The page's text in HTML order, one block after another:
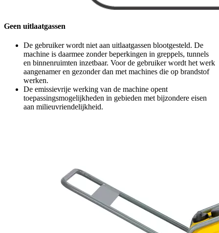
Geen uitlaatgassen
De gebruiker wordt niet aan uitlaatgassen blootgesteld. De
machine is daarmee zonder beperkingen in greppels, tunnels
en binnenruimten inzetbaar. Voor de gebruiker wordt het werk
aangenamer en gezonder dan met machines die op brandstof
werken.
De emissievrije werking van de machine opent
toepassingsmogelijkheden in gebieden met bijzondere eisen
aan milieuvriendelijkheid.